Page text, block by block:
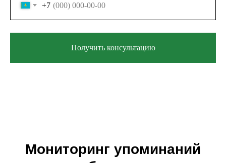
+7
Получить консультацию
Мониторинг упоминаний